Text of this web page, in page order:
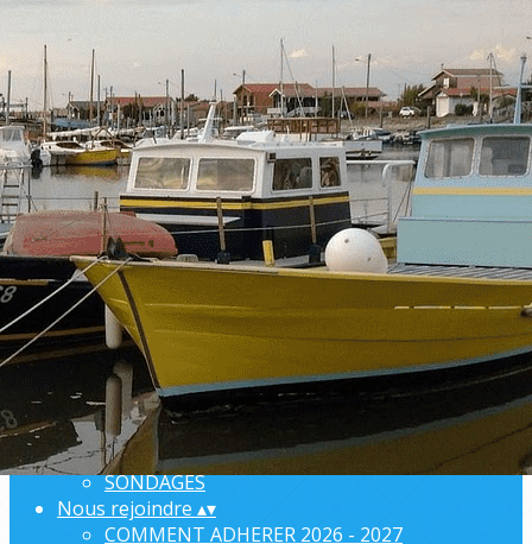
Exporter les lignes sélectionnées
Exporter toutes les colonnes
Exporter uniquement les colonnes affichées
Menu
Ajoutez un logo, un bouton, des réseaux sociaux
Cliquez pour éditer
L'ARSA▴▾
BIENVENUE
ANNUAIRE
ORGANISATION
COMPTE-RENDUS
INFORMATIONS PRATIQUES
PARTENAIRES
SONDAGES
Nous rejoindre ▴▾
COMMENT ADHERER 2026 - 2027